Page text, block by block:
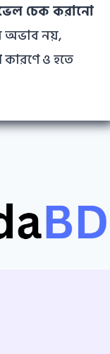
চেক করানো
অভাব নয়,
কারণে ও হতে